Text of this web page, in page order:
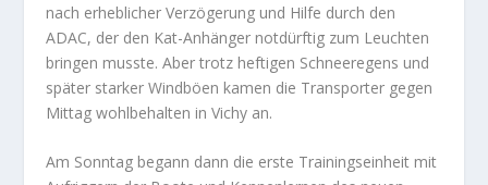
nach erheblicher Verzögerung und Hilfe durch den
ADAC, der den Kat-Anhänger notdürftig zum Leuchten
bringen musste. Aber trotz heftigen Schneeregens und
später starker Windböen kamen die Transporter gegen
Mittag wohlbehalten in Vichy an.
Am Sonntag begann dann die erste Trainingseinheit mit